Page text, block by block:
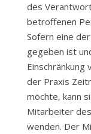
des
betroffenen
Sofern eine
gegeben ist
der Praxis
möchte, kann
Mitarbeiter
wenden. Der